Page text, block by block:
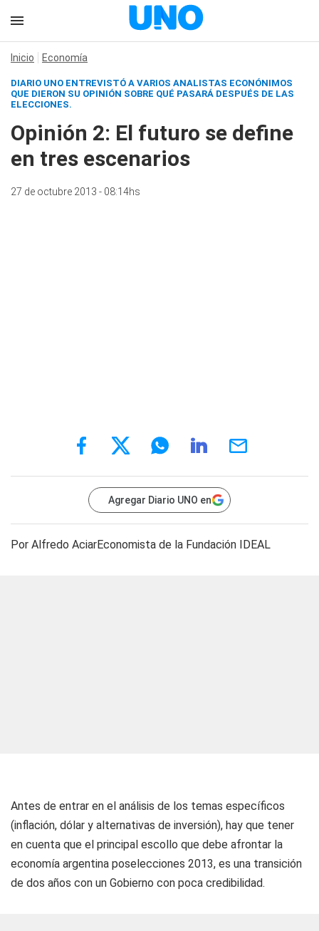
Inicio Economía
DIARIO UNO ENTREVISTÓ A VARIOS ANALISTAS ECONÓNIMOS
QUE DIERON SU OPINIÓN SOBRE QUÉ PASARÁ DESPUÉS DE LAS
ELECCIONES.
Opinión 2: El futuro se define
en tres escenarios
27 de octubre 2013 - 08:14hs
Agregar Diario UNO en
Por Alfredo AciarEconomista de la Fundación IDEAL
Antes de entrar en el análisis de los temas específicos
(inflación, dólar y alternativas de inversión), hay que tener
en cuenta que el principal escollo que debe afrontar la
economía argentina poselecciones 2013, es una transición
de dos años con un Gobierno con poca credibilidad.